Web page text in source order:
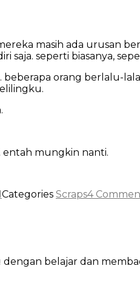
masih ada urusan
saja. seperti biasanya,
orang berlalu-
entah mungkin nanti.
Categories Scraps4
belajar dan